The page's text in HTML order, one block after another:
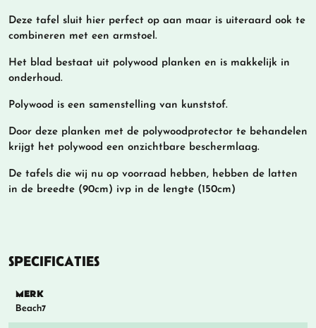
Deze tafel sluit hier perfect op aan maar is uiteraard ook te
combineren met een armstoel.
Het blad bestaat uit polywood planken en is makkelijk in
onderhoud.
Polywood is een samenstelling van kunststof.
Door deze planken met de polywoodprotector te behandelen
krijgt het polywood een onzichtbare beschermlaag.
De tafels die wij nu op voorraad hebben, hebben de latten
in de breedte (90cm) ivp in de lengte (150cm)
SPECIFICATIES
MERK
Beach7